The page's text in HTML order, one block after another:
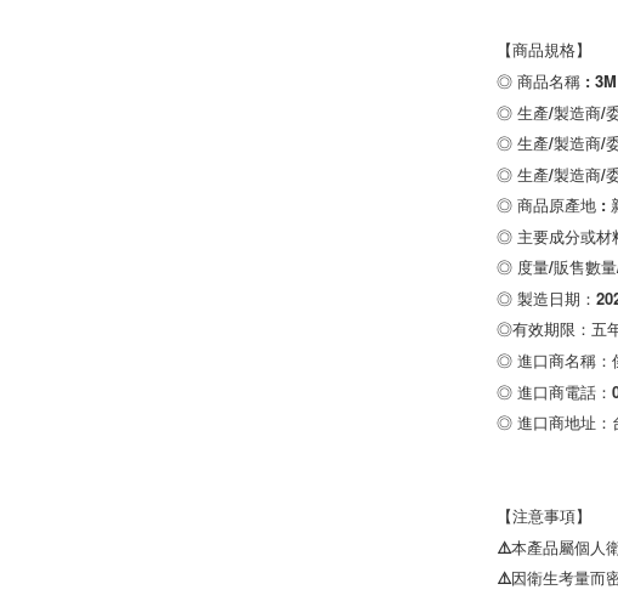
【商品規格】
◎ 商品名稱 : 3M
◎ 生產/製造商/
◎ 生產/製造商/
◎ 生產/製造商/
◎ 商品原產地 :
◎ 主要成分或材
◎ 度量/販售數量
◎有效期限：五
◎ 進口商名稱：
◎ 進口商電話：
◎ 進口商地址：
【注意事項】
⚠️本產品屬個人
⚠️因衛生考量而